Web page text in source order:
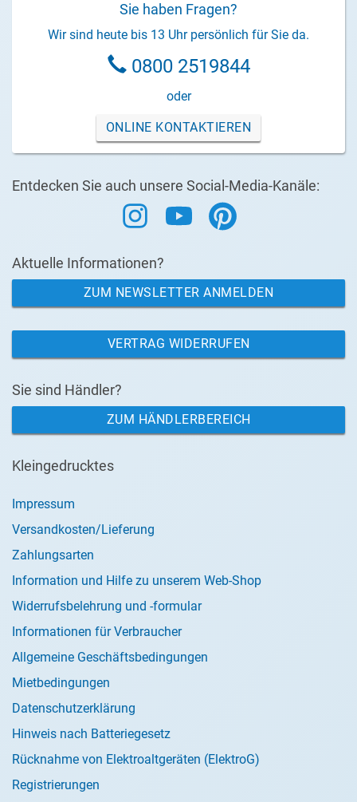
Sie haben Fragen?
Wir sind heute bis 13 Uhr persönlich für Sie da.
0800 2519844
oder
ONLINE KONTAKTIEREN
Entdecken Sie auch unsere Social-Media-Kanäle:
Aktuelle Informationen?
ZUM NEWSLETTER ANMELDEN
VERTRAG WIDERRUFEN
Sie sind Händler?
ZUM HÄNDLERBEREICH
Kleingedrucktes
Impressum
Versandkosten/Lieferung
Zahlungsarten
Information und Hilfe zu unserem Web-Shop
Widerrufsbelehrung und -formular
Informationen für Verbraucher
Allgemeine Geschäftsbedingungen
Mietbedingungen
Datenschutzerklärung
Hinweis nach Batteriegesetz
Rücknahme von Elektroaltgeräten (ElektroG)
Registrierungen